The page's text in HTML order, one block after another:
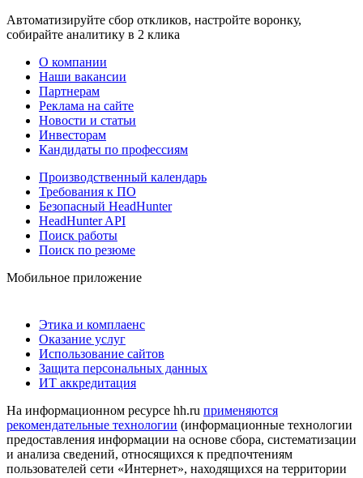
Автоматизируйте сбор откликов, настройте воронку,
собирайте аналитику в 2 клика
О компании
Наши вакансии
Партнерам
Реклама на сайте
Новости и статьи
Инвесторам
Кандидаты по профессиям
Производственный календарь
Требования к ПО
Безопасный HeadHunter
HeadHunter API
Поиск работы
Поиск по резюме
Мобильное приложение
Этика и комплаенс
Оказание услуг
Использование сайтов
Защита персональных данных
ИТ аккредитация
На информационном ресурсе hh.ru применяются
рекомендательные технологии (информационные технологии
предоставления информации на основе сбора, систематизации
и анализа сведений, относящихся к предпочтениям
пользователей сети «Интернет», находящихся на территории